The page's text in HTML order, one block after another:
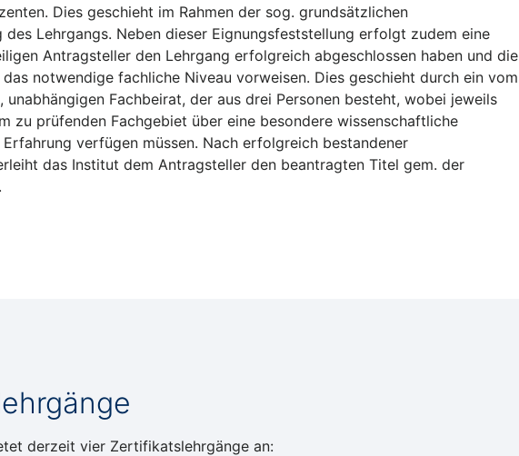
Dies geschieht im Rahmen der sog. grundsätzlichen
des Lehrgangs. Neben dieser Eignungsfeststellung erfolgt zudem eine
Antragsteller den Lehrgang erfolgreich abgeschlossen haben und die
notwendige fachliche Niveau vorweisen. Dies geschieht durch ein vom
unabhängigen Fachbeirat, der aus drei Personen besteht, wobei jeweils
zu prüfenden Fachgebiet über eine besondere wissenschaftliche
verfügen müssen. Nach erfolgreich bestandener
das Institut dem Antragsteller den beantragten Titel gem. der
derzeit vier Zertifikatslehrgänge an: